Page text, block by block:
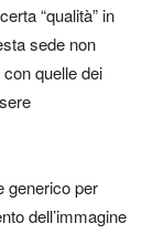
“qualità” in
sede non
quelle dei
generico per
dell’immagine